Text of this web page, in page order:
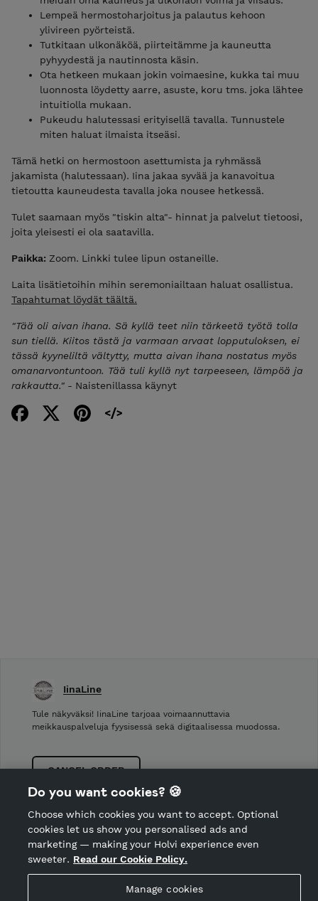
Lempeä hermostoharjoitus ja palautus kehoon
ylivireen pyörteistä.
Tutkitaan ulkonäköä, piirteitämme ja kauneutta
pyhyydestä ja nautinnosta käsin.
Ota hetkeen mukaan jokin voimaesine, kukka tai muu
luonnosta löydetty aarre, asuste, koru tms. joka lähtee
intuitiolla mukaan.
Pukeudu halutessasi erityisellä tavalla. Tunnustele
miten haluat ilmaista itseäsi.
Tämä hetki on hermostoon asettumista ja ryhmässä
jakamista (halutessaan). Iina jakaa syvää ja kanavoitua
tietoutta kauneudesta tavalla joka nousee hetkessä.
Tulet saamaan myös "tiskin alta"- hinnat ja palvelut tietoosi,
joita yleisesti ei ola saatavilla.
Paikka: Zoom. Linkki tulee lipun ostaneille.
Laita lisätietoihin mihin seremoniailtaan haluat osallistua.
Tapahtumat löydät täältä.
"Tää oli aivan ihana. Sä kyllä teet niin tärkeetä työtä tolla
sun tiellä. Kiitos tästä ja varmaan arvaat lopputuloksen, ei
tässä kyyneliltä vältytty, mutta aivan ihana nostatus myös
omanarvontuntoon. Tää tuli kyllä nyt tarpeeseen, lämpöä ja
rakkautta." - Naistenillassa käynyt
Hosted by Holvi
Holvi Payment Services Ltd is regulated by the Financial
Supervisory Authority of Finland as an Authorised Payment
Institution with license to operate in the European Economic
IinaLine
Tule näkyväksi! IinaLine tarjoaa voimaannuttavia
meikkauspalveluja fyysisessä sekä digitaalisessa muodossa.
CANCEL ORDER
Do you want cookies? 🍪
Choose which cookies you want to accept. Optional
cookies let us show you personalised ads and
marketing — making your Holvi experience even
sweeter. Read our Cookie Policy.
Manage cookies